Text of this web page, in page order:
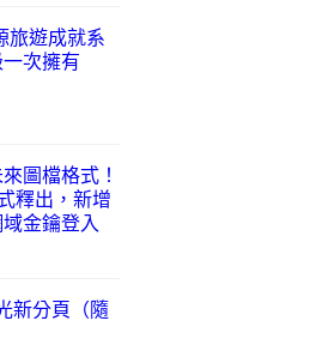
旅遊成就系
次擁有
圖檔格式！
釋出，新增
金鑰登入
新分頁（隨